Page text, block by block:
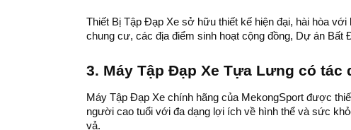
Thiết Bị Tập Đạp Xe sở hữu thiết kế hiện đại, hài hòa
chung cư, các địa điểm sinh hoạt cộng đồng, Dự án
3. Máy Tập Đạp Xe Tựa Lưng có tác
Máy Tập Đạp Xe chính hãng của MekongSport được
người cao tuổi với đa dạng lợi ích về hình thể và sức
vả.